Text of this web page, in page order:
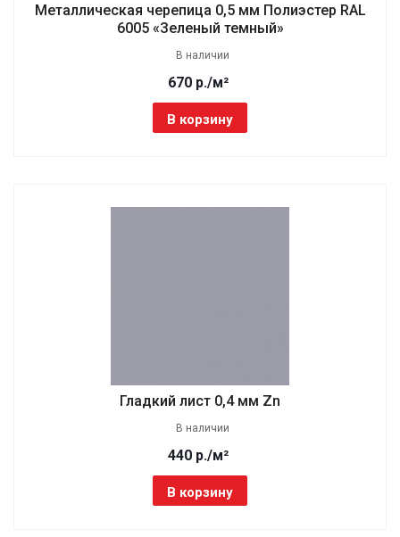
Металлическая черепица 0,5 мм Полиэстер RAL
6005 «Зеленый темный»
В наличии
670 р./м²
В корзину
Гладкий лист 0,4 мм Zn
В наличии
440 р./м²
В корзину